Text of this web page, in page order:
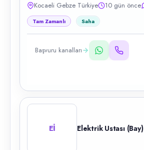
Kocaeli Gebze Türkiye
10 gün önce
Tam Zamanlı Saha
Başvuru kanalları
Eİ Elektrik Ustası (Bay)